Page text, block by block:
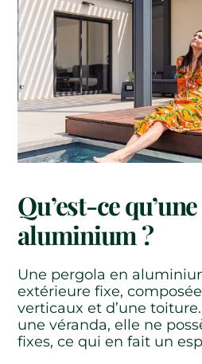
Qu’est-ce
aluminium ?
Une pergola en
extérieure fixe,
verticaux et d’une
une véranda, elle ne
fixes, ce qui en fait un